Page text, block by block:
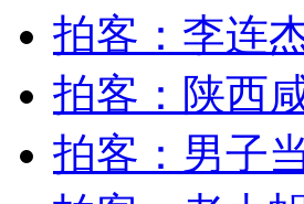
女孩北京地铁殴打老人 痛下狠
无痛分娩是否安全 医生回应
拍客：李连
拍客：陕西
拍客：男子